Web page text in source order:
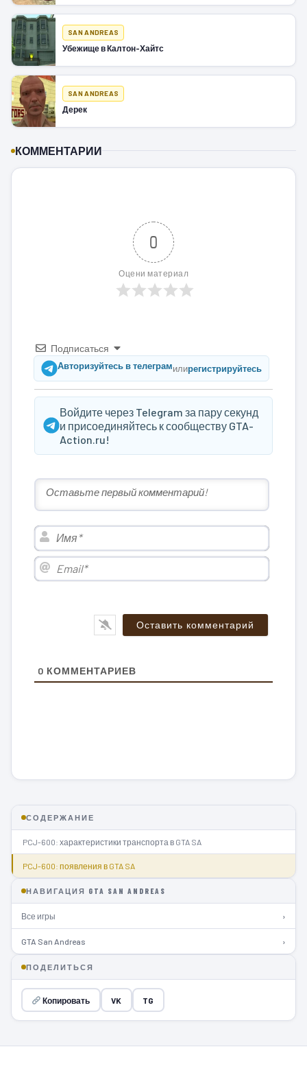
SAN ANDREAS
Убежище в Калтон-Хайтс
SAN ANDREAS
Дерек
КОММЕНТАРИИ
0
Оцени материал
Подписаться
Авторизуйтесь в телеграмилирегистрируйтесь
Войдите через Telegram за пару секунд
и присоединяйтесь к сообществу GTA-
Action.ru!
Имя*
Email*
0 КОММЕНТАРИЕВ
СОДЕРЖАНИЕ
PCJ-600: характеристики транспорта в GTA SA
PCJ-600: появления в GTA SA
НАВИГАЦИЯ GTA SAN ANDREAS
Все игры ›
GTA San Andreas ›
ПОДЕЛИТЬСЯ
Копировать VK TG